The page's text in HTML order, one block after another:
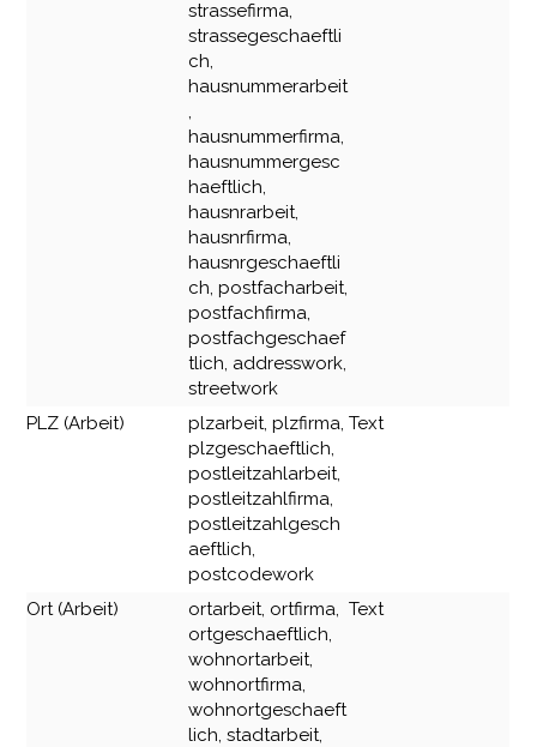
strassefirma,
strassegeschaeftli
ch,
hausnummerarbeit
,
hausnummerfirma,
hausnummergesc
haeftlich,
hausnrarbeit,
hausnrfirma,
hausnrgeschaeftli
ch, postfacharbeit,
postfachfirma,
postfachgeschaef
tlich, addresswork,
streetwork
PLZ (Arbeit)
plzarbeit, plzfirma,
plzgeschaeftlich,
postleitzahlarbeit,
postleitzahlfirma,
postleitzahlgesch
aeftlich,
postcodework
Text
Ort (Arbeit)
ortarbeit, ortfirma,
ortgeschaeftlich,
wohnortarbeit,
wohnortfirma,
wohnortgeschaeft
lich, stadtarbeit,
Text